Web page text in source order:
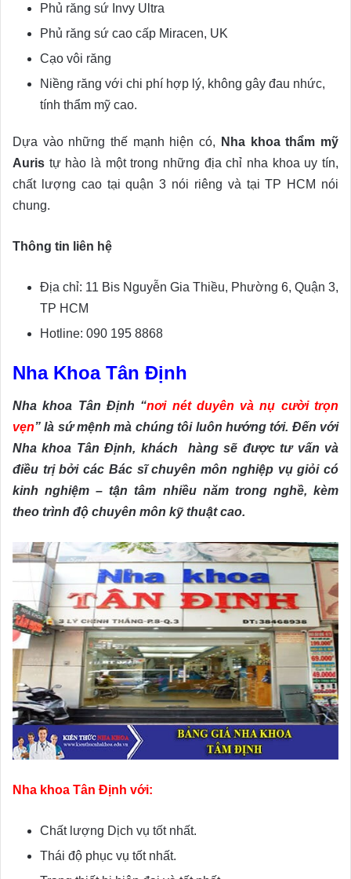
Phủ răng sứ Invy Ultra
Phủ răng sứ cao cấp Miracen, UK
Cạo vôi răng
Niềng răng với chi phí hợp lý, không gây đau nhức,
tính thẩm mỹ cao.
Dựa vào những thế mạnh hiện có,
Nha khoa thẩm mỹ
Auris tự hào là một trong những địa chỉ nha khoa uy tín,
chất lượng cao tại quận 3 nói riêng và tại TP HCM nói
chung.
Thông tin liên hệ
Địa chỉ: 11 Bis Nguyễn Gia Thiều, Phường 6, Quận 3,
TP HCM
Hotline: 090 195 8868
Nha Khoa Tân Định
Nha khoa Tân Định “nơi nét duyên và nụ cười trọn
vẹn” là sứ mệnh mà chúng tôi luôn hướng tới. Đến với
Nha khoa Tân Định, khách hàng sẽ được tư vấn và
điều trị bởi các Bác sĩ chuyên môn nghiệp vụ giỏi có
kinh nghiệm – tận tâm nhiều năm trong nghề, kèm
theo trình độ chuyên môn kỹ thuật cao.
Nha khoa Tân Định với:
Chất lượng Dịch vụ tốt nhất.
Thái độ phục vụ tốt nhất.